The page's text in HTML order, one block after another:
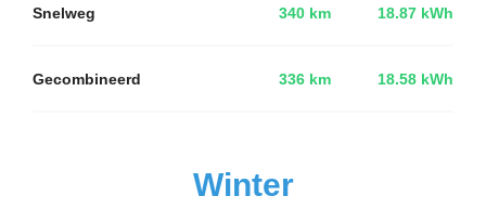
Snelweg 340 km 18.87 kWh
Gecombineerd 336 km 18.58 kWh
Winter